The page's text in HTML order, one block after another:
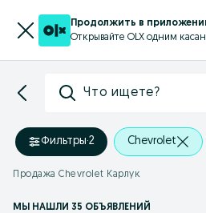
Продолжить в
Открывайте OLX одним
Что ищете?
Фильтры·2 Chevrolet
Продажа Chevrolet Карлук
МЫ НАШЛИ 35 ОБЪЯВЛЕНИЙ